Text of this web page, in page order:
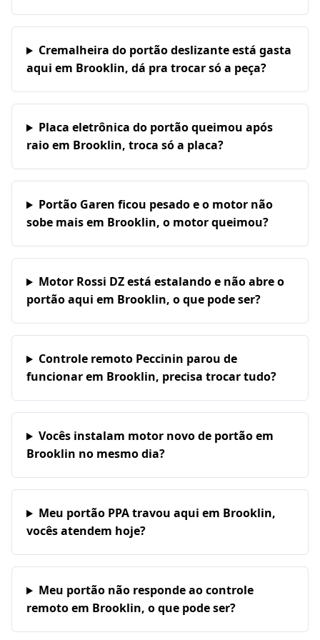
Cremalheira do portão deslizante está gasta
aqui em Brooklin, dá pra trocar só a peça?
Placa eletrônica do portão queimou após
raio em Brooklin, troca só a placa?
Portão Garen ficou pesado e o motor não
sobe mais em Brooklin, o motor queimou?
Motor Rossi DZ está estalando e não abre o
portão aqui em Brooklin, o que pode ser?
Controle remoto Peccinin parou de
funcionar em Brooklin, precisa trocar tudo?
Vocês instalam motor novo de portão em
Brooklin no mesmo dia?
Meu portão PPA travou aqui em Brooklin,
vocês atendem hoje?
Meu portão não responde ao controle
remoto em Brooklin, o que pode ser?